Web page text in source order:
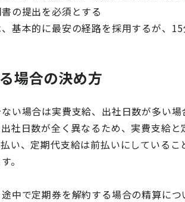
の提出を必須とする
基本的に最安の経路を採用するが、
場合の決め方
い場合は実費支給、出社日数が多い
社日数が全く異なるため、実費支給
い、定期代支給は前払いにしている
。
中で定期券を解約する場合の精算に